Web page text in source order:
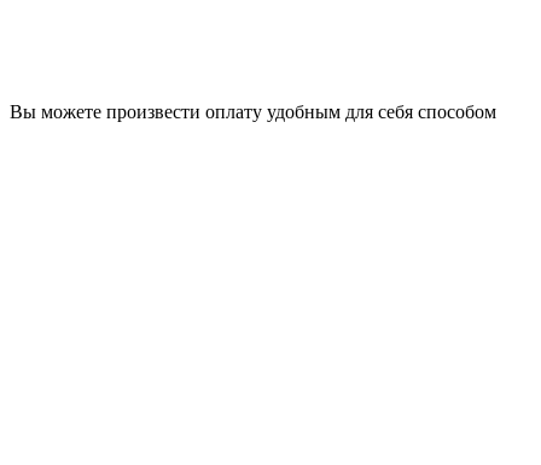
Вы можете произвести оплату удобным для себя способом